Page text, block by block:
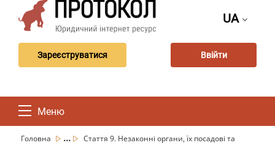
UA
Зареєструватися Ввійти
Меню
Головна ...
Стаття 9. Незаконні органи, їх посадові та